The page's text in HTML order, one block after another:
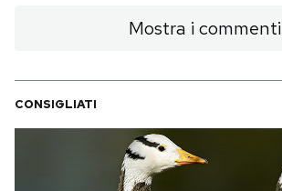
Mostra i commenti
CONSIGLIATI